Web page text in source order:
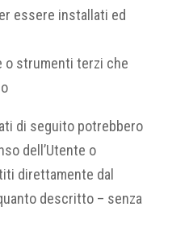
essere installati ed
o strumenti terzi che
di seguito potrebbero
dell’Utente o
direttamente dal
descritto – senza